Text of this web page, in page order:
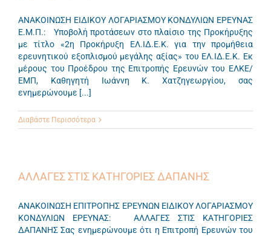
ΑΝΑΚΟΙΝΩΣΗ ΕΙΔΙΚΟΥ ΛΟΓΑΡΙΑΣΜΟΥ ΚΟΝΔΥΛΙΩΝ ΕΡΕΥΝΑΣ
Ε.Μ.Π.: Υποβολή προτάσεων στο πλαίσιο της Προκήρυξης
με τίτλο «2η Προκήρυξη ΕΛ.ΙΔ.Ε.Κ. για την προμήθεια
ερευνητικού εξοπλισμού μεγάλης αξίας» του ΕΛ.ΙΔ.Ε.Κ. Εκ
μέρους του Προέδρου της Επιτροπής Ερευνών του ΕΛΚΕ/
ΕΜΠ, Καθηγητή Ιωάννη Κ. Χατζηγεωργίου, σας
ενημερώνουμε [...]
Διαβάστε Περισσότερα
ΑΛΛΑΓΕΣ ΣΤΙΣ ΚΑΤΗΓΟΡΙΕΣ ΔΑΠΑΝΗΣ
ΑΝΑΚΟΙΝΩΣΗ ΕΠΙΤΡΟΠΗΣ ΕΡΕΥΝΩΝ ΕΙΔΙΚΟΥ ΛΟΓΑΡΙΑΣΜΟΥ
ΚΟΝΔΥΛΙΩΝ ΕΡΕΥΝΑΣ: ΑΛΛΑΓΕΣ ΣΤΙΣ ΚΑΤΗΓΟΡΙΕΣ
ΔΑΠΑΝΗΣ Σας ενημερώνουμε ότι η Επιτροπή Ερευνών του